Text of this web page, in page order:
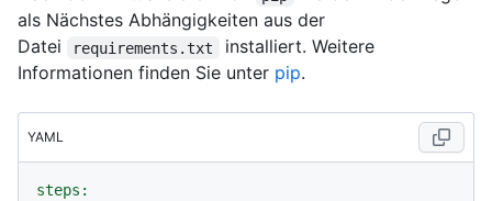
als Nächstes Abhängigkeiten aus der
Datei
requirements.txt
installiert. Weitere
Informationen finden Sie unter pip.
YAML
steps: